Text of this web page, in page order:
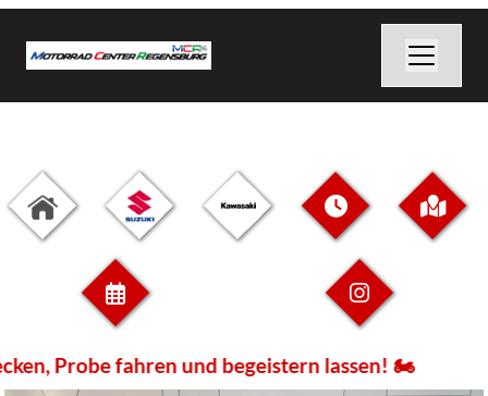
fahren und begeistern lassen! 🏍️